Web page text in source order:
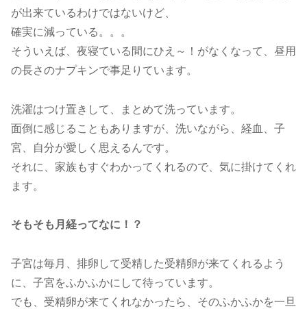
が出来ているわけではないけど、
確実に減っている。。。
そういえば、夜寝ている間にひえ～！がなくなって、昼用
の長さのナプキンで事足りています。
洗濯はつけ置きして、まとめて洗っています。
面倒に感じることもありますが、洗いながら、経血、子
宮、自分が愛しく思えるんです。
それに、家族もすぐわかってくれるので、気に掛けてくれ
ます。
そもそも月経ってなに！？
子宮は毎月、排卵して受精した受精卵が来てくれるよう
に、子宮をふかふかにして待っています。
でも、受精卵が来てくれなかったら、そのふかふかを一旦